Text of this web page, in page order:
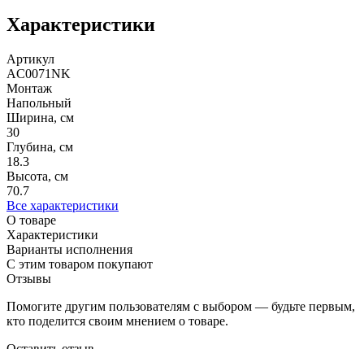
Характеристики
Артикул
AC0071NK
Монтаж
Напольный
Ширина, см
30
Глубина, см
18.3
Высота, см
70.7
Все характеристики
О товаре
Характеристики
Варианты исполнения
С этим товаром покупают
Отзывы
Помогите другим пользователям с выбором — будьте первым,
кто поделится своим мнением о товаре.